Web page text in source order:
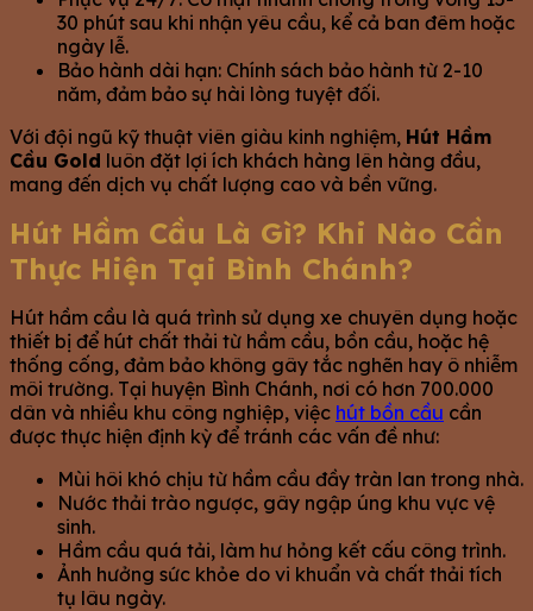
30 phút sau khi nhận yêu cầu, kể cả ban đêm hoặc
ngày lễ.
Bảo hành dài hạn: Chính sách bảo hành từ 2-10
năm, đảm bảo sự hài lòng tuyệt đối.
Với đội ngũ kỹ thuật viên giàu kinh nghiệm, Hút Hầm
Cầu Gold luôn đặt lợi ích khách hàng lên hàng đầu,
mang đến dịch vụ chất lượng cao và bền vững.
Hút Hầm Cầu Là Gì? Khi Nào Cần
Thực Hiện Tại Bình Chánh?
Hút hầm cầu là quá trình sử dụng xe chuyên dụng hoặc
thiết bị để hút chất thải từ hầm cầu, bồn cầu, hoặc hệ
thống cống, đảm bảo không gây tắc nghẽn hay ô nhiễm
môi trường. Tại huyện Bình Chánh, nơi có hơn 700.000
dân và nhiều khu công nghiệp, việc hút bồn cầu cần
được thực hiện định kỳ để tránh các vấn đề như:
Mùi hôi khó chịu từ hầm cầu đầy tràn lan trong nhà.
Nước thải trào ngược, gây ngập úng khu vực vệ
sinh.
Hầm cầu quá tải, làm hư hỏng kết cấu công trình.
Ảnh hưởng sức khỏe do vi khuẩn và chất thải tích
tụ lâu ngày.